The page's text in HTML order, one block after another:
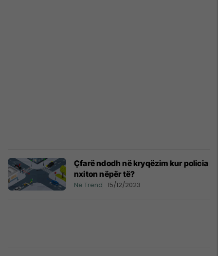
Çfarë ndodh në kryqëzim kur policia
nxiton nëpër të?
Në Trend 15/12/2023